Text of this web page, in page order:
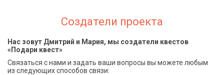
Создатели проекта
Нас зовут Дмитрий и Мария, мы создатели квестов
«Подари квест»
Связаться с нами и задать ваши вопросы вы можете любым
из следующих способов связи: